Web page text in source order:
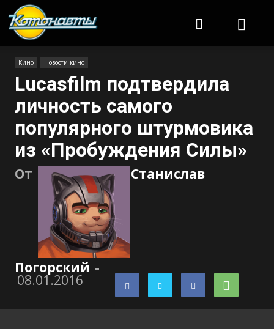
Кино Новости кино
Lucasfilm подтвердила
личность самого
популярного штурмовика
из «Пробуждения Силы»
От Станислав
Погорский -
08.01.2016